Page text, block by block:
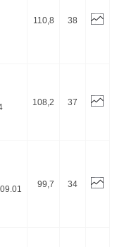
110,8 38
108,2 37
99,7 34